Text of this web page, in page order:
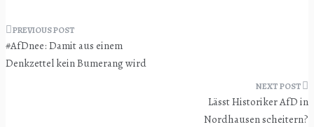
Beitragsnavigation
#AfDnee: Damit aus einem
Denkzettel kein Bumerang wird
Lässt Historiker AfD in
Nordhausen scheitern?